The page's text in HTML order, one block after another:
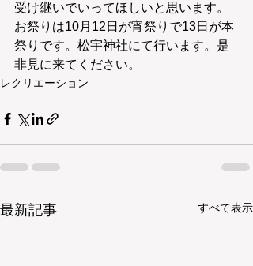
受け継いでいってほしいと思います。
お祭りは10月12日が宵祭りで13日が本
祭りです。松宇神社にて行います。是
非見に来てください。
レクリエーション
最新記事 すべて表示